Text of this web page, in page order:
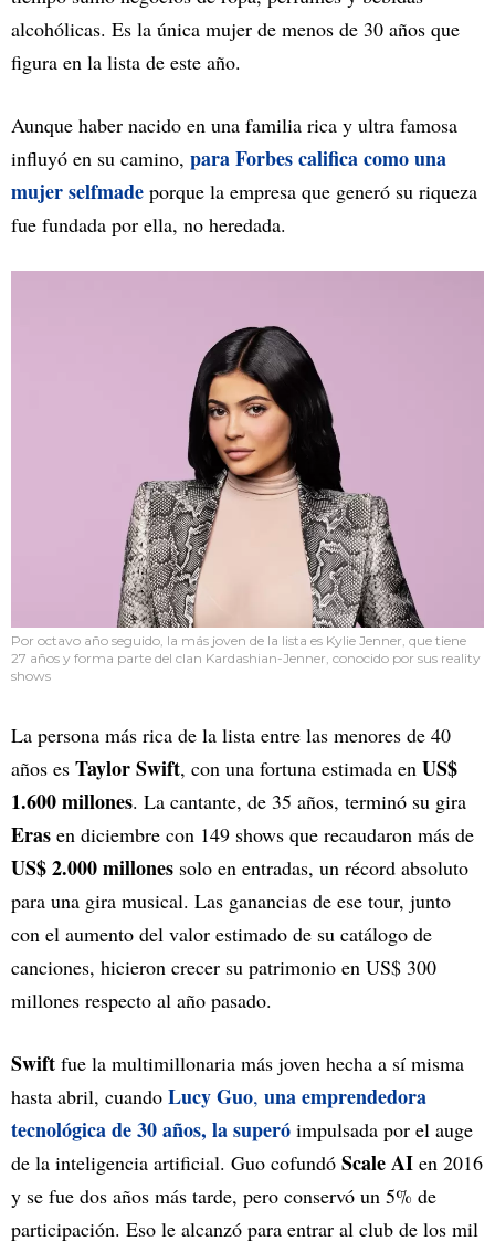
alcohólicas. Es la única mujer de menos de 30 años que
figura en la lista de este año.
Aunque haber nacido en una familia rica y ultra famosa
influyó en su camino, para Forbes califica como una
mujer selfmade porque la empresa que generó su riqueza
fue fundada por ella, no heredada.
Por octavo año seguido, la más joven de la lista es Kylie Jenner, que tiene
27 años y forma parte del clan Kardashian-Jenner, conocido por sus reality
shows
La persona más rica de la lista entre las menores de 40
años es Taylor Swift, con una fortuna estimada en US$
1.600 millones. La cantante, de 35 años, terminó su gira
Eras en diciembre con 149 shows que recaudaron más de
US$ 2.000 millones solo en entradas, un récord absoluto
para una gira musical. Las ganancias de ese tour, junto
con el aumento del valor estimado de su catálogo de
canciones, hicieron crecer su patrimonio en US$ 300
millones respecto al año pasado.
Swift fue la multimillonaria más joven hecha a sí misma
hasta abril, cuando Lucy Guo, una emprendedora
tecnológica de 30 años, la superó impulsada por el auge
de la inteligencia artificial. Guo cofundó Scale AI en 2016
y se fue dos años más tarde, pero conservó un 5% de
participación. Eso le alcanzó para entrar al club de los mil